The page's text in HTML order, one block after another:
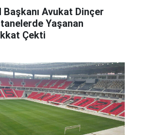
Başkanı Avukat Dinçer
Yaşanan
Çekti